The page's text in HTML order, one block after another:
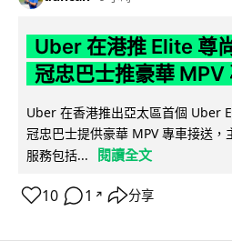
Uber 在港推 Elite 尊
冠忠巴士推豪華 MPV
Uber 在香港推出亞太區首個 Uber
冠忠巴士提供豪華 MPV 專車接送，
服務包括...
閱讀全文
10 1 ↗ 分享